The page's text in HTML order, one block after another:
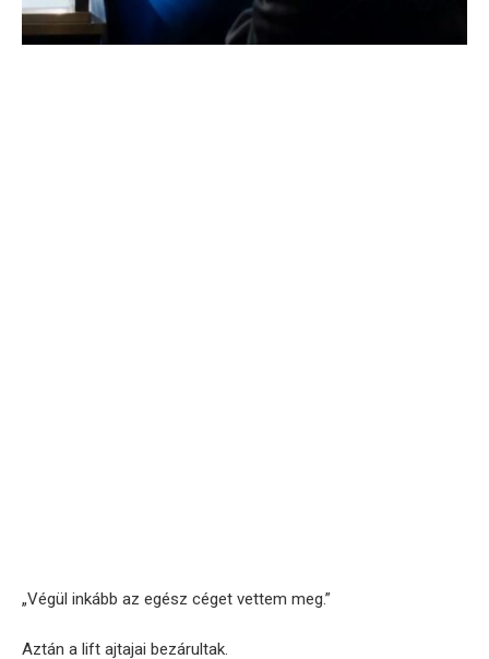
„Végül inkább az egész céget vettem meg.”
Aztán a lift ajtajai bezárultak.